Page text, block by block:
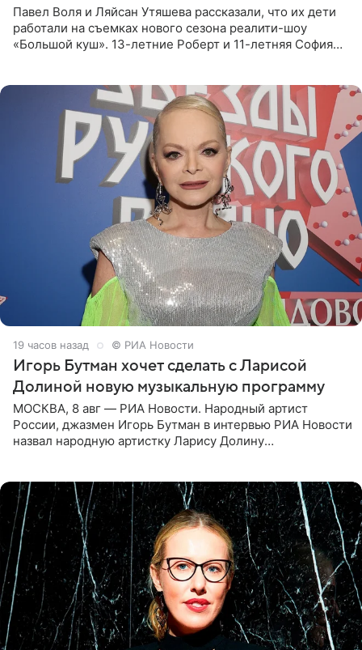
Павел Воля и Ляйсан Утяшева рассказали, что их дети
работали на съемках нового сезона реалити-шоу
«Большой куш». 13-летние Роберт и 11-летняя София
19 часов назад © РИА Новости
Игорь Бутман хочет сделать с Ларисой
Долиной новую музыкальную программу
МОСКВА, 8 авг — РИА Новости. Народный артист
России, джазмен Игорь Бутман в интервью РИА Новости
назвал народную артистку Ларису Долину